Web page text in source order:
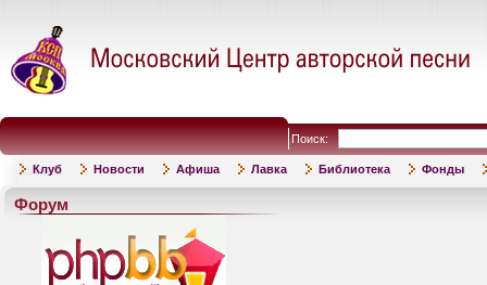
Поиск:
Клуб Новости Афиша Лавка Библиотека Фонды
Форум